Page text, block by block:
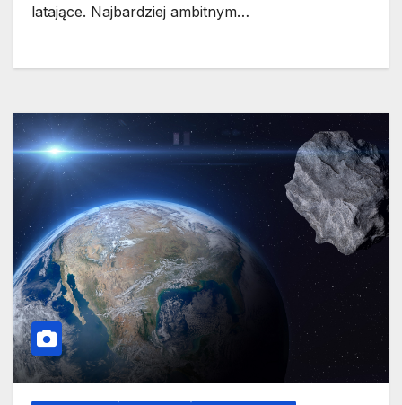
latające. Najbardziej ambitnym…